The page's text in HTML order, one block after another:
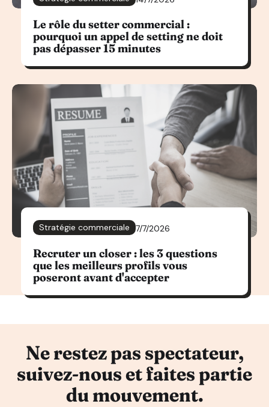
Le rôle du setter commercial :
pourquoi un appel de setting ne doit
pas dépasser 15 minutes
Stratégie commerciale 7/7/2026
Recruter un closer : les 3 questions
que les meilleurs profils vous
poseront avant d'accepter
Ne restez pas spectateur,
suivez-nous et faites partie
du mouvement.